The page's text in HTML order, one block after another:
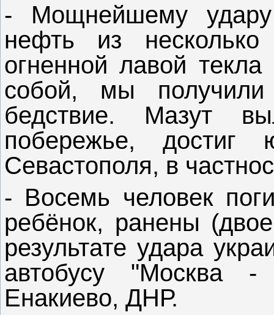
- Мощнейшему удару
нефть из
огненной лавой
собой, мы получили
бедствие. Мазут
побережье,
Севастополя, в
- Восемь человек
ребёнок, ранены
результате удара
автобусу "Москва
Енакиево, ДНР.